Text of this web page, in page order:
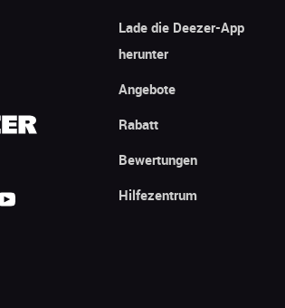
Lade die Deezer-App
herunter
Angebote
Rabatt
Bewertungen
Hilfezentrum